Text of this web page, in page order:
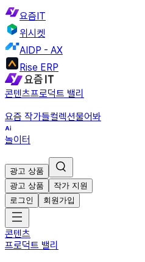
요즘IT
위시켓
AIDP - AX
Rise ERP
콘텐츠프로덕트 밸리
요즘 작가들컬렉션물어봐
놀이터
광고 상품
광고 상품
작가 지원
로그인
회원가입
콘텐츠
프로덕트 밸리